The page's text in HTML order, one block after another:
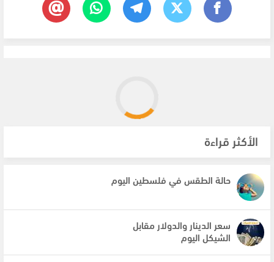
الأكثر قراءة
حالة الطقس في فلسطين اليوم
سعر الدينار والدولار مقابل
الشيكل اليوم